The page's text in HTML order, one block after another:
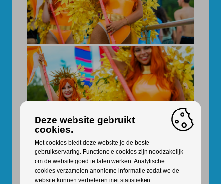
Deze website gebruikt
cookies.
Met cookies biedt deze website je de beste
gebruikservaring. Functionele cookies zijn noodzakelijk
om de website goed te laten werken. Analytische
cookies verzamelen anonieme informatie zodat we de
website kunnen verbeteren met statistieken.